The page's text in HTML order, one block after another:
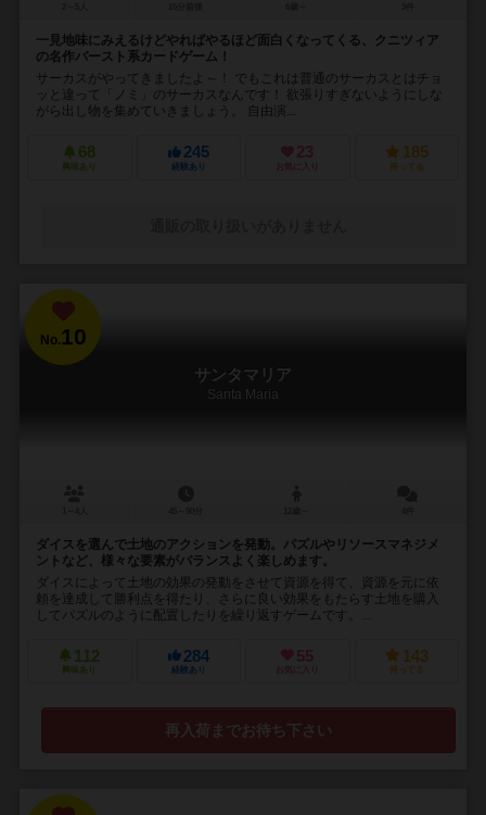
一見地味にみえるけどやればやるほど面白くなってくる、クニツィア
の名作バースト系カードゲーム！
サーカスがやってきましたよ～！ でもこれは普通のサーカスとはチョ
ッと違って「ノミ」のサーカスなんです！ 欲張りすぎないようにしな
がら出し物を集めていきましょう。 自由演...
68
興味あり
245
経験あり
23
お気に入り
185
持ってる
No. 10
サンタマリア
Santa Maria
ダイスを選んで土地のアクションを発動。パズルやリソースマネジメ
ントなど、様々な要素がバランスよく楽しめます。
ダイスによって土地の効果の発動をさせて資源を得て、資源を元に依
頼を達成して勝利点を得たり、さらに良い効果をもたらす土地を購入
してパズルのように配置したりを繰り返すゲームです。...
112
興味あり
284
経験あり
55
お気に入り
143
持ってる
再入荷までお待ち下さい